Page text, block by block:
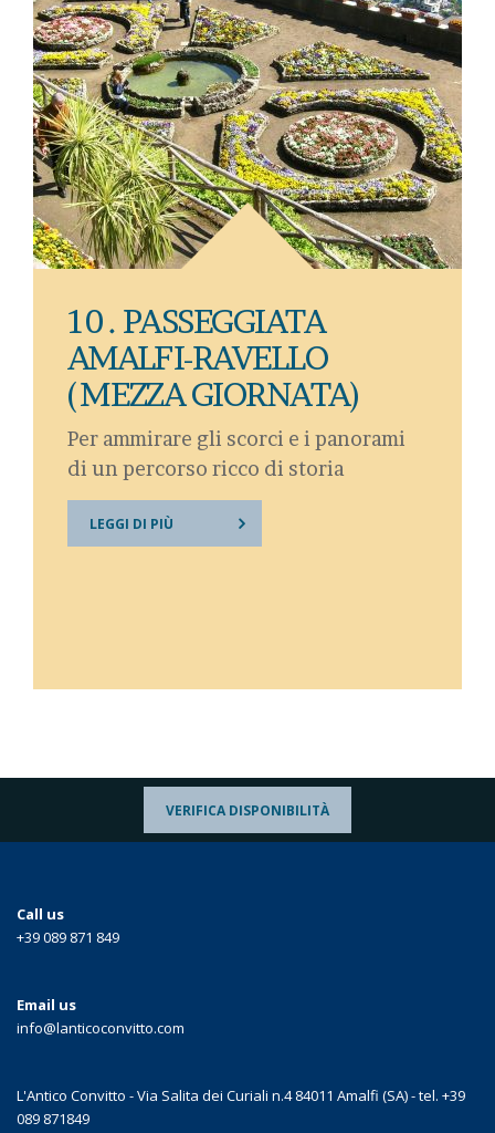
10 . PASSEGGIATA
AMALFI-RAVELLO
(MEZZA GIORNATA)
Per ammirare gli scorci e i panorami
di un percorso ricco di storia
LEGGI DI PIÙ
VERIFICA DISPONIBILITÀ
Call us
+39 089 871 849
Email us
info@lanticoconvitto.com
L'Antico Convitto - Via Salita dei Curiali n.4 84011 Amalfi (SA) - tel. +39
089 871849